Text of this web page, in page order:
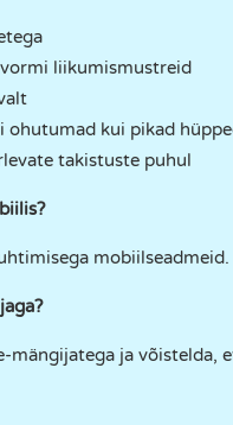
liikumismustreid
ohutumad kui pikad
takistuste puhul
mobiilseadmeid.
mängijatega ja võistelda,